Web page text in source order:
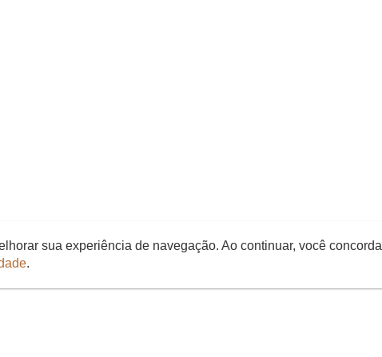
sua experiência de navegação. Ao continuar, você concorda
.